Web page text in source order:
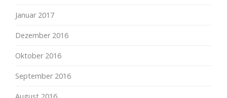
Januar 2017
Dezember 2016
Oktober 2016
September 2016